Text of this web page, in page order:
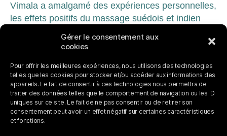
Gérer le consentement aux
cookies
Pour offrir les meilleures expériences, nous utilisons des technologies
telles que les cookies pour stocker et/ou accéder aux informations des
appareils. Le fait de consentir à ces technologies nous permettra de
traiter des données telles que le comportement de navigation ou les ID
uniques sur ce site. Le fait de ne pas consentir ou de retirer son
consentement peut avoir un effet négatif sur certaines caractéristiques
et fonctions.
Vimala a amalgamé des expériences personnelles,
les effets positifs du massage suédois et indien
ainsi que des principes tirés du Yoga et de la
réflexologie pour créer un enchainement simple.
Les ateliers massage bébé se font selon cette
méthode sur cinq séances. A chaque nouvelle
séance nous revoyons les mouvements appris lors
de la dernière séance et nous en apprenons de
nouveau. Sur les cinq séances nous passons en